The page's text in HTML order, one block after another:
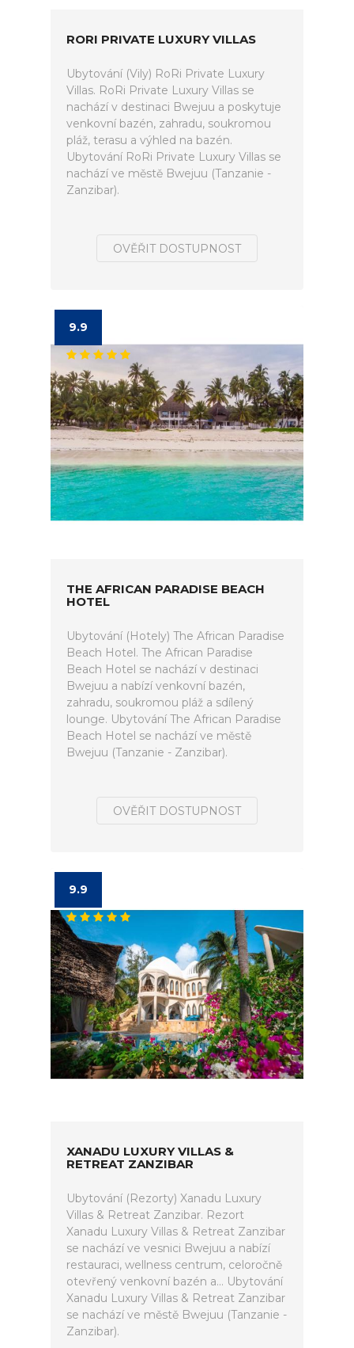
RORI PRIVATE LUXURY VILLAS
Ubytování (Vily) RoRi Private Luxury
Villas. RoRi Private Luxury Villas se
nachází v destinaci Bwejuu a poskytuje
venkovní bazén, zahradu, soukromou
pláž, terasu a výhled na bazén.
Ubytování RoRi Private Luxury Villas se
nachází ve městě Bwejuu (Tanzanie -
Zanzibar).
OVĚŘIT DOSTUPNOST
9.9
THE AFRICAN PARADISE BEACH
HOTEL
Ubytování (Hotely) The African Paradise
Beach Hotel. The African Paradise
Beach Hotel se nachází v destinaci
Bwejuu a nabízí venkovní bazén,
zahradu, soukromou pláž a sdílený
lounge. Ubytování The African Paradise
Beach Hotel se nachází ve městě
Bwejuu (Tanzanie - Zanzibar).
OVĚŘIT DOSTUPNOST
9.9
XANADU LUXURY VILLAS &
RETREAT ZANZIBAR
Ubytování (Rezorty) Xanadu Luxury
Villas & Retreat Zanzibar. Rezort
Xanadu Luxury Villas & Retreat Zanzibar
se nachází ve vesnici Bwejuu a nabízí
restauraci, wellness centrum, celoročně
otevřený venkovní bazén a... Ubytování
Xanadu Luxury Villas & Retreat Zanzibar
se nachází ve městě Bwejuu (Tanzanie -
Zanzibar).